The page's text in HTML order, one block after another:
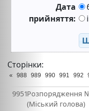
Дата
прийняття:
Сторінки:
« 988 989 990 991 992
9951Розпорядження
(Міський голова)